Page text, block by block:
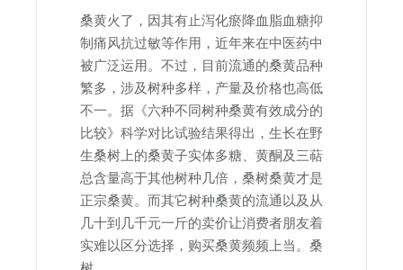
桑黄火了，因其有止泻化瘀降血脂血糖抑
制痛风抗过敏等作用，近年来在中医药中
被广泛运用。不过，目前流通的桑黄品种
繁多，涉及树种多样，产量及价格也高低
不一。据《六种不同树种桑黄有效成分的
比较》科学对比试验结果得出，生长在野
生桑树上的桑黄子实体多糖、黄酮及三萜
总含量高于其他树种几倍，桑树桑黄才是
正宗桑黄。而其它树种桑黄的流通以及从
几十到几千元一斤的卖价让消费者朋友着
实难以区分选择，购买桑黄频频上当。桑